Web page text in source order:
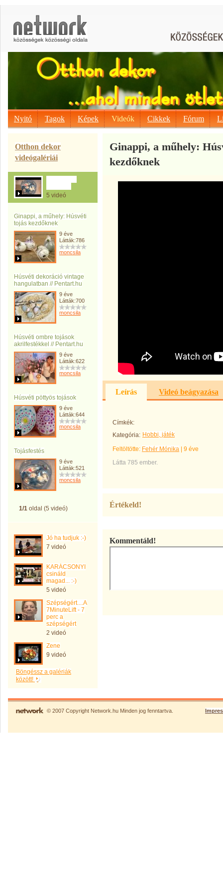
Nyitó Tagok Képek Videók Cikkek Fórum
Otthon dekor
videógalériái
5 videó
Ginappi, a műhely: Húsvéti
tojás kezdőknek
9 éve
Látták:786
moncsila
Húsvéti dekoráció vintage
hangulatban // Pentart.hu
9 éve
Látták:700
moncsila
Húsvéti ombre tojások
akrilfestékkel // Pentart.hu
9 éve
Látták:622
moncsila
Húsvéti pöttyös tojások
9 éve
Látták:644
moncsila
Tojásfestés
9 éve
Látták:521
moncsila
1/1 oldal (5 videó)
Jó ha tudjuk :-)
7 videó
KARÁCSONYI
csináld
magad... :-)
5 videó
Szépségért....Athena
7MinuteLift - 7
perc a
szépségért
2 videó
Zene
9 videó
Böngéssz a galériák
között!
Ginappi, a műhely:
kezdőknek
Leírás Videó beágyazása
Címkék:
Kategória: Hobbi, játék
Feltöltötte: Fehér Mónika
9 éve
Látta 785 ember.
Értékeld!
Kommentáld!
© 2007 Copyright Network.hu Minden jog fenntartva.